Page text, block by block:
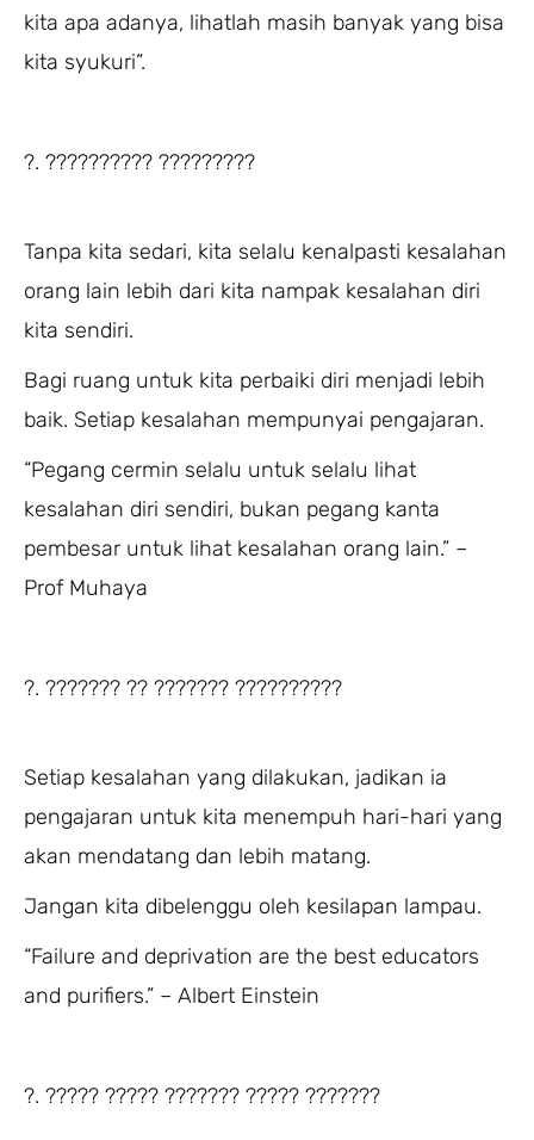
kita apa adanya, lihatlah masih banyak yang bisa
kita syukuri”.
?. ?????????? ?????????
Tanpa kita sedari, kita selalu kenalpasti kesalahan
orang lain lebih dari kita nampak kesalahan diri
kita sendiri.
Bagi ruang untuk kita perbaiki diri menjadi lebih
baik. Setiap kesalahan mempunyai pengajaran.
“Pegang cermin selalu untuk selalu lihat
kesalahan diri sendiri, bukan pegang kanta
pembesar untuk lihat kesalahan orang lain.” –
Prof Muhaya
?. ??????? ?? ??????? ??????????
Setiap kesalahan yang dilakukan, jadikan ia
pengajaran untuk kita menempuh hari-hari yang
akan mendatang dan lebih matang.
Jangan kita dibelenggu oleh kesilapan lampau.
“Failure and deprivation are the best educators
and purifiers.” – Albert Einstein
?. ????? ????? ??????? ????? ???????